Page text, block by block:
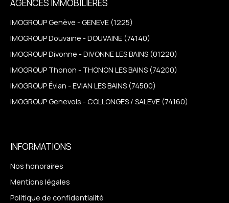
AGENCES IMMOBILIÈRES
IMOGROUP Genève - GENEVE (1225)
IMOGROUP Douvaine - DOUVAINE (74140)
IMOGROUP Divonne - DIVONNE LES BAINS (01220)
IMOGROUP Thonon - THONON LES BAINS (74200)
IMOGROUP Évian - EVIAN LES BAINS (74500)
IMOGROUP Genevois - COLLONGES / SALEVE (74160)
INFORMATIONS
Nos honoraires
Mentions légales
Politique de confidentialité